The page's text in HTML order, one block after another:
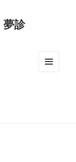
夢診